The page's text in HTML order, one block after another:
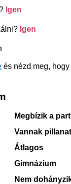
Igen
Igen
és nézd meg,
Megbízik a
Vannak
Átlagos
Gimnázium
Nem